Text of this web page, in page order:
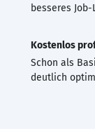
besseres Job-
Kostenlos
Schon als
deutlich